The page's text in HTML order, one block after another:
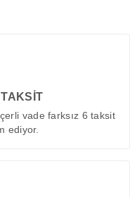
vade farksız 6 taksit
ediyor.